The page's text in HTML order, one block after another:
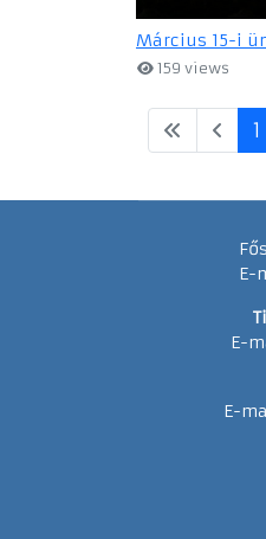
Március 15-i
159 views
1
E-
E-
E-